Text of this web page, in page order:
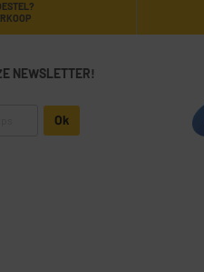
NEWSLETTER!
Ok